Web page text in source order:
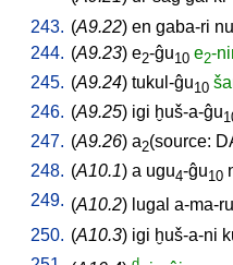
243. (A9.22) en gaba-ri
244. (A9.23) e2-ĝu10 e2-
245. (A9.24) tukul-ĝu10
246. (A9.25) igi ḫuš-a-ĝu
247. (A9.26) a2(source:
248. (A10.1) a ugu4-ĝu10
249. (A10.2) lugal a-ma-ru
250. (A10.3) igi ḫuš-a-ni